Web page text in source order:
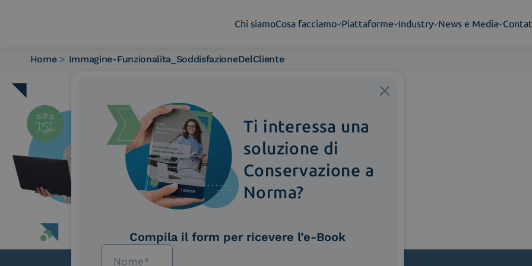
Chi siamoCosa facciamo Piattaforme Industry News e Media
Piattaforme
Industry
News e Media
Contattaci
Home > Immagine-Funzionalita_SoddisfazioneDelCliente
Ti interessa una
soluzione di
Conservazione a
Norma?
Compila il form per ricevere l’e-Book